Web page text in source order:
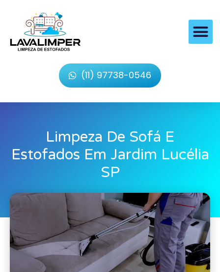
(11) 97738-0546
Limpeza De Sofá E
Estofados Em Jardim Lucélia
SP